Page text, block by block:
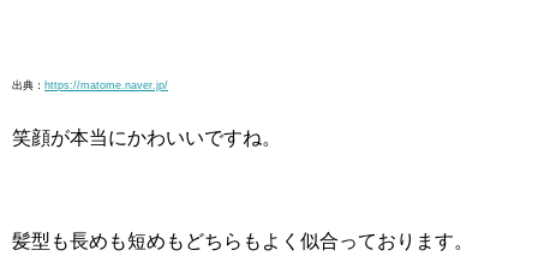
出典： https://matome.naver.jp/
笑顔が本当にかわいいですね。
髪型も長めも短めもどちらもよく似合っております。